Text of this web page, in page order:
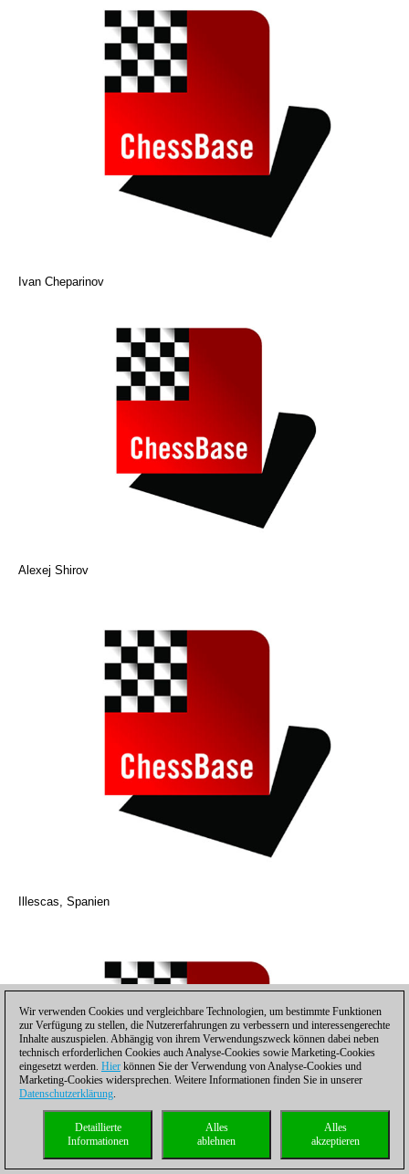
Ivan Cheparinov
Alexej Shirov
Illescas, Spanien
Wir verwenden Cookies und vergleichbare Technologien, um bestimmte Funktionen
zur Verfügung zu stellen, die Nutzererfahrungen zu verbessern und interessengerechte
Inhalte auszuspielen. Abhängig von ihrem Verwendungszweck können dabei neben
technisch erforderlichen Cookies auch Analyse-Cookies sowie Marketing-Cookies
eingesetzt werden. Hier können Sie der Verwendung von Analyse-Cookies und
Marketing-Cookies widersprechen. Weitere Informationen finden Sie in unserer
Datenschutzerklärung.
Alles
akzeptieren
Alles
ablehnen
Detaillierte
Informationen